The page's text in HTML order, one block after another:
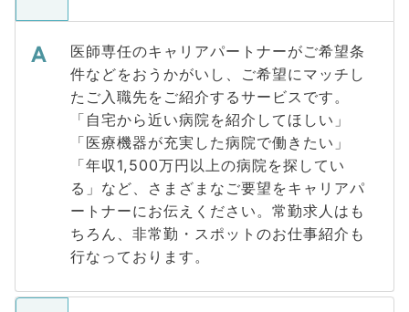
医師専任のキャリアパートナーがご希望条
件などをおうかがいし、ご希望にマッチし
たご入職先をご紹介するサービスです。
「自宅から近い病院を紹介してほしい」
「医療機器が充実した病院で働きたい」
「年収1,500万円以上の病院を探してい
る」など、さまざまなご要望をキャリアパ
ートナーにお伝えください。常勤求人はも
ちろん、非常勤・スポットのお仕事紹介も
行なっております。